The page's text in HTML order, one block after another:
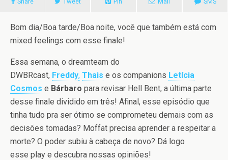
Bom dia/Boa tarde/Boa noite, você que também está com
mixed feelings com esse finale!
Essa semana, o dreamteam do
DWBRcast, Freddy, Thais e os companions Letícia
Cosmos e Bárbaro para revisar Hell Bent, a última parte
desse finale dividido em três! Afinal, esse episódio que
tinha tudo pra ser ótimo se comprometeu demais com as
decisões tomadas? Moffat precisa aprender a respeitar a
morte? O poder subiu à cabeça de novo? Dá logo
esse play e descubra nossas opiniões!